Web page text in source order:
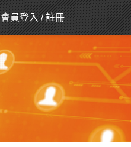
會員登入/註冊